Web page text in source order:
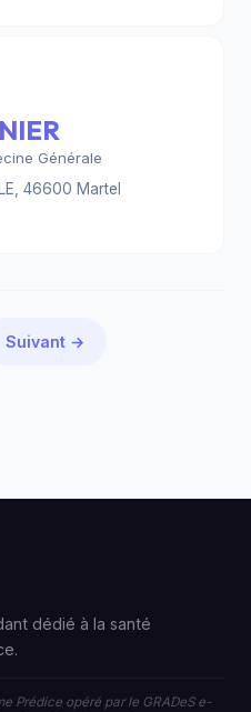
Générale
46600 Martel
Suivant →
dédié à la santé
Prédice opéré par le GRADeS e-